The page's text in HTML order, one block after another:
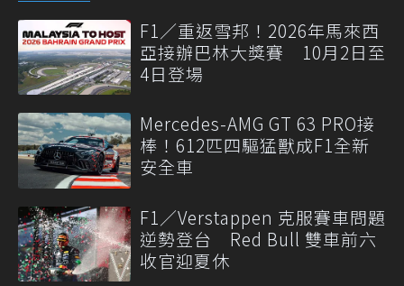
F1／重返雪邦！2026年馬來西
亞接辦巴林大獎賽 10月2日至
4日登場
Mercedes-AMG GT 63 PRO接
棒！612匹四驅猛獸成F1全新
安全車
F1／Verstappen 克服賽車問題
逆勢登台 Red Bull 雙車前六
收官迎夏休